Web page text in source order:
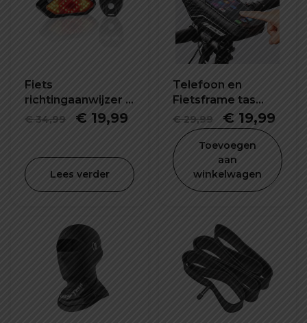
Fiets
richtingaanwijzer -
knipperlichting-
€34,99
Oorspronkelijke
was:
€ 34,99.
€ 19,99 Huidige
is:
€ 19,99.
Lees verder
Telefoon en
Fietsframe tas
waterdicht en
schokbestendig
€29,99
was:
€ 29,99.
€ 19,99
prijs
is:
€
Toevoegen
aan
winkelwagen